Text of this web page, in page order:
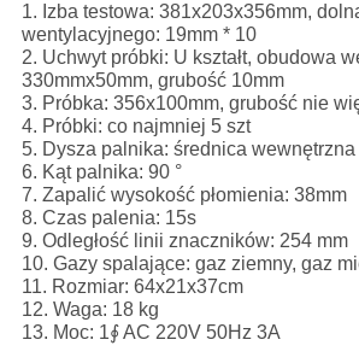
1. Izba testowa: 381x203x356mm,
wentylacyjnego: 19mm * 10
2. Uchwyt próbki: U kształt, obudowa
330mmx50mm, grubość 10mm
3. Próbka: 356x100mm, grubość nie
4. Próbki: co najmniej 5 szt
5. Dysza palnika: średnica wewnętrzna
6. Kąt palnika: 90 °
7. Zapalić wysokość płomienia: 38mm
8. Czas palenia: 15s
9. Odległość linii znaczników: 254 mm
10. Gazy spalające: gaz ziemny, gaz
11. Rozmiar: 64x21x37cm
12. Waga: 18 kg
13. Moc: 1∮ AC 220V 50Hz 3A